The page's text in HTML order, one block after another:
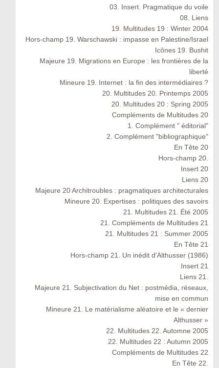
03. Insert. Pragmatique du voile
08. Liens
19. Multitudes 19 : Winter 2004
Hors-champ 19. Warschawski : impasse en Palestine/Israel
Icônes 19. Bushit
Majeure 19. Migrations en Europe : les frontières de la
liberté
Mineure 19. Internet : la fin des intermédiaires ?
20. Multitudes 20. Printemps 2005
20. Multitudes 20 : Spring 2005
Compléments de Multitudes 20
1. Complément " éditorial"
2. Complément "bibliographique"
En Tête 20
Hors-champ 20.
Insert 20
Liens 20
Majeure 20 Architroubles : pragmatiques architecturales
Mineure 20. Expertises : politiques des savoirs
21. Multitudes 21. Été 2005
21. Compléments de Multitudes 21
21. Multitudes 21 : Summer 2005
En Tête 21
Hors-champ 21. Un inédit d'Althusser (1986)
Insert 21
Liens 21.
Majeure 21. Subjectivation du Net : postmédia, réseaux,
mise en commun
Mineure 21. Le matérialisme aléatoire et le « dernier
Althusser »
22. Multitudes 22. Automne 2005
22. Multitudes 22 : Autumn 2005
Compléments de Multitudes 22
En Tête 22.